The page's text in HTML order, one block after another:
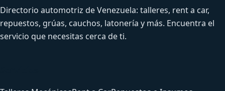
Directorio automotriz de Venezuela: talleres, rent a car,
repuestos, grúas, cauchos, latonería y más. Encuentra el
servicio que necesitas cerca de ti.